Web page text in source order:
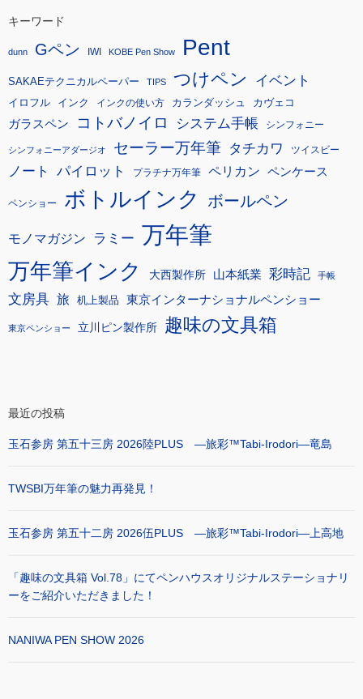
キーワード
dunn Gペン IWI KOBE Pen Show Pent
SAKAEテクニカルペーパー TIPS つけペン イベント
イロフル インク インクの使い方 カランダッシュ カヴェコ
ガラスペン コトバノイロ システム手帳 シンフォニー
シンフォニーアダージオ セーラー万年筆 タチカワ ツイスビー
ノート パイロット プラチナ万年筆 ペリカン ペンケース
ペンショー ボトルインク ボールペン
モノマガジン ラミー 万年筆
万年筆インク 大西製作所 山本紙業 彩時記 手帳
文房具 旅 机上製品 東京インターナショナルペンショー
東京ペンショー 立川ピン製作所 趣味の文具箱
最近の投稿
玉石参房 第五十三房 2026陸PLUS ―旅彩™Tabi-Irodori―竜島
TWSBI万年筆の魅力再発見！
玉石参房 第五十二房 2026伍PLUS ―旅彩™Tabi-Irodori―上高地
「趣味の文具箱 Vol.78」にてペンハウスオリジナルステーショナリ
ーをご紹介いただきました！
NANIWA PEN SHOW 2026